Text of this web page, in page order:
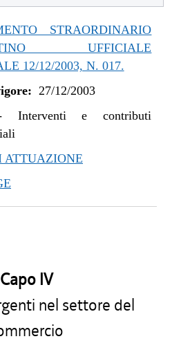
STRAORDINARIO
UFFICIALE
12/12/2003, N. 017.
27/12/2003
Interventi e contributi
ATTUAZIONE
Capo IV
nel settore del